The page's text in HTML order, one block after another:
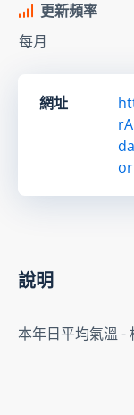
更新頻率
每月
網址
說明
本年日平均氣溫 -